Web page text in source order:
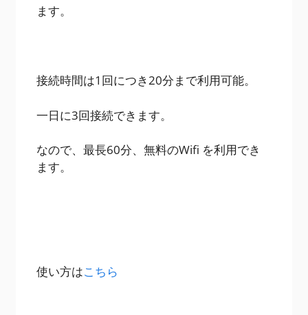
ます。
接続時間は1回につき20分まで利用可能。
一日に3回接続できます。
なので、最長60分、無料のWifi を利用でき
ます。
使い方はこちら